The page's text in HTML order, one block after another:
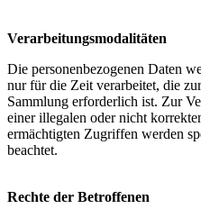
Verarbeitungsmodalitäten
Die personenbezogenen Daten
nur für die Zeit verarbeitet, die
Sammlung erforderlich ist. Zur
einer illegalen oder nicht
ermächtigten Zugriffen werden
beachtet.
Rechte der Betroffenen